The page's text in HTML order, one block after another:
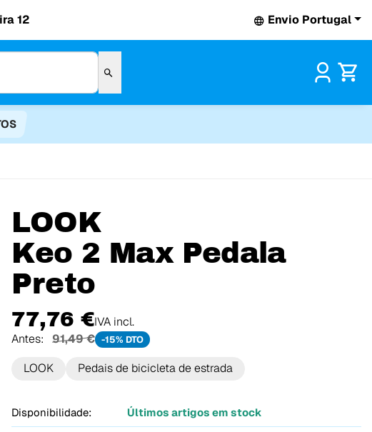
12 Envio Portugal
LOOK
Keo 2 Max Pedala
Preto
77,76 €IVA incl.
Antes:
91,49 € -15% DTO
LOOK Pedais de bicicleta de estrada
Disponibilidade: Últimos artigos em stock